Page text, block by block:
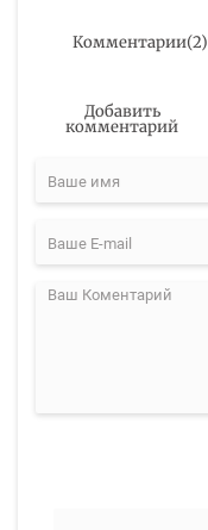
Комментарии(2)
Добавить
комментарий